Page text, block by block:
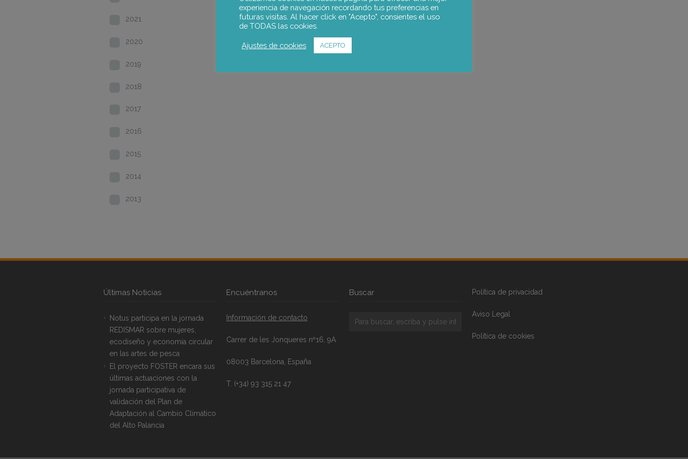
2021
2020
2019
2018
2017
2016
2015
2014
2013
Últimas Noticias
Notus participa en la jornada
REDISMAR sobre mujeres,
ecodiseño y economía circular
en las artes de pesca
El proyecto FOSTER encara sus
últimas actuaciones con la
jornada participativa de
validación del Plan de
Adaptación al Cambio Climático
del Alto Palancia
Encuéntranos
Información de contacto
Carrer de les Jonqueres nº16, 9A
08003 Barcelona, España
T. (+34) 93 315 21 47
Buscar Política de privacidad
Aviso Legal
Política de cookies
experiencia de navegación recordando tus preferencias en
futuras visitas. Al hacer click en "Acepto", consientes el uso
de TODAS las cookies.
Ajustes de cookies ACEPTO